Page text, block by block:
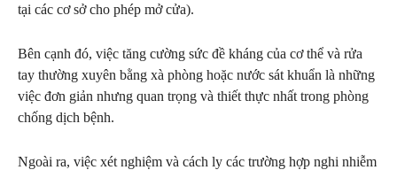
tại các cơ sở cho phép mở cửa).
Bên cạnh đó, việc tăng cường sức đề kháng của cơ thể và rửa
tay thường xuyên bằng xà phòng hoặc nước sát khuẩn là những
việc đơn giản nhưng quan trọng và thiết thực nhất trong phòng
chống dịch bệnh.
Ngoài ra, việc xét nghiệm và cách ly các trường hợp nghi nhiễm